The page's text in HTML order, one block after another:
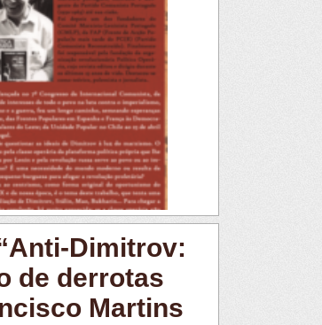
Dimitrov:
de derrotas
Martins